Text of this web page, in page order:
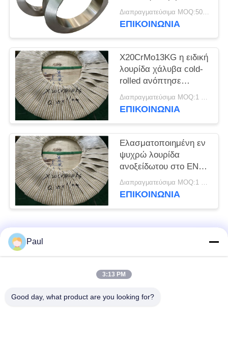
σπείρα ανοξείδωτου
301
Διαπραγματεύσιμα MOQ:500 κλ
ΕΠΙΚΟΙΝΩΝΊΑ
X20CrMo13KG η ειδική
λουρίδα χάλυβα cold-
rolled ανόπτησε
φωτεινό τελειώνει την
άκρη περικοπών
Διαπραγματεύσιμα MOQ:1 τόνος
ΕΠΙΚΟΙΝΩΝΊΑ
Ελασματοποιημένη εν
ψυχρώ λουρίδα
ανοξείδωτου στο EN
1,4120 DIN
X20CrMo13 σπειρών
Διαπραγματεύσιμα MOQ:1 τόνος
ΕΠΙΚΟΙΝΩΝΊΑ
Λαϊκή κατηγορία
Σκληραίνοντας
Paul
3:13 PM
Good day, what product are you looking for?